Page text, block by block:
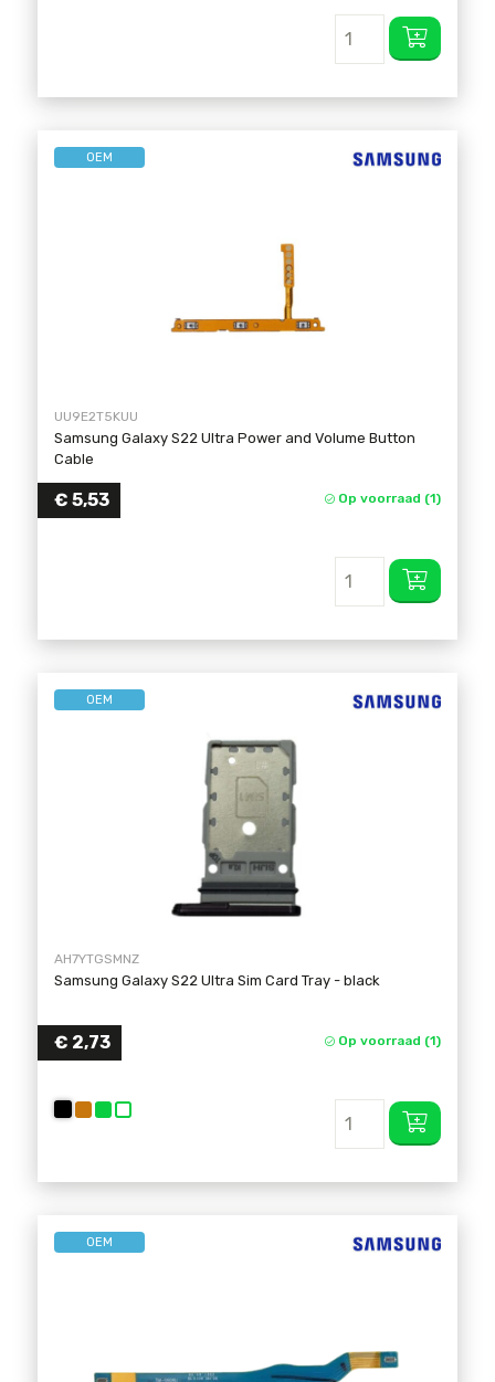
OEM
UU9E2T5KUU
Samsung Galaxy S22 Ultra Power and Volume Button
Cable
€ 5,53 Op voorraad (1)
OEM
AH7YTGSMNZ
Samsung Galaxy S22 Ultra Sim Card Tray - black
€ 2,73 Op voorraad (1)
OEM